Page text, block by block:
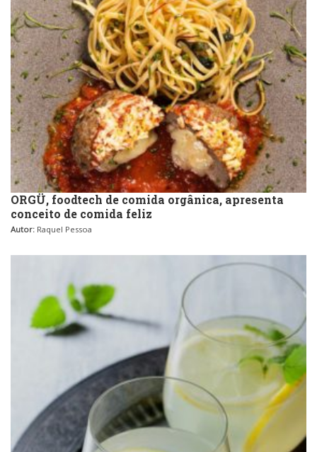
ORGÜ, foodtech de comida orgânica, apresenta
conceito de comida feliz
Autor: Raquel Pessoa